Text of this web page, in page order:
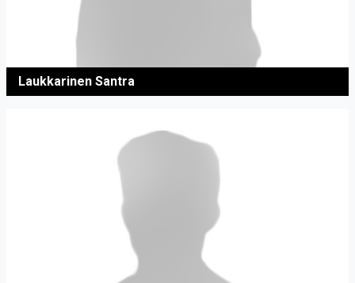
Laukkarinen Santra